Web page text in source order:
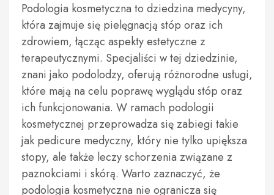
Podologia kosmetyczna to dziedzina medycyny,
która zajmuje się pielęgnacją stóp oraz ich
zdrowiem, łącząc aspekty estetyczne z
terapeutycznymi. Specjaliści w tej dziedzinie,
znani jako podolodzy, oferują różnorodne usługi,
które mają na celu poprawę wyglądu stóp oraz
ich funkcjonowania. W ramach podologii
kosmetycznej przeprowadza się zabiegi takie
jak pedicure medyczny, który nie tylko upiększa
stopy, ale także leczy schorzenia związane z
paznokciami i skórą. Warto zaznaczyć, że
podologia kosmetyczna nie ogranicza się